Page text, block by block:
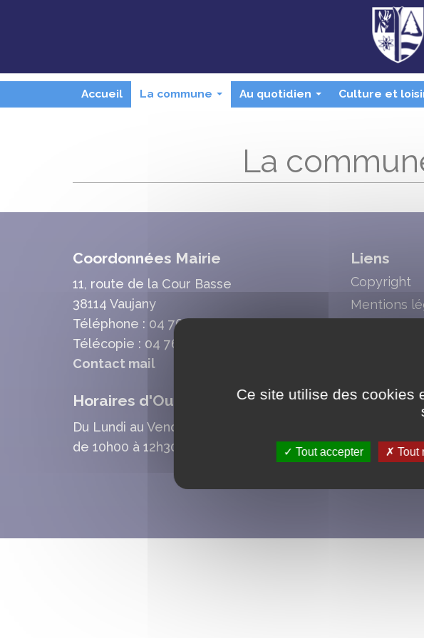
La
Coordonnées Mairie
11, route de la Cour Basse
38114 Vaujany
Téléphone : 04 76 80 70 95
Télécopie : 04 76 80 78 37
Contact mail
Horaires d'Ouverture Mairie
Du Lundi au Vendredi :
de 10h00 à 12h30 et de 13h30 à 17h30
Liens
Copyright
Mentions
Politique
Gestion
Accueil La commune Au quotidien Culture et
Ce site utilise des cookies
Tout accepter Tout